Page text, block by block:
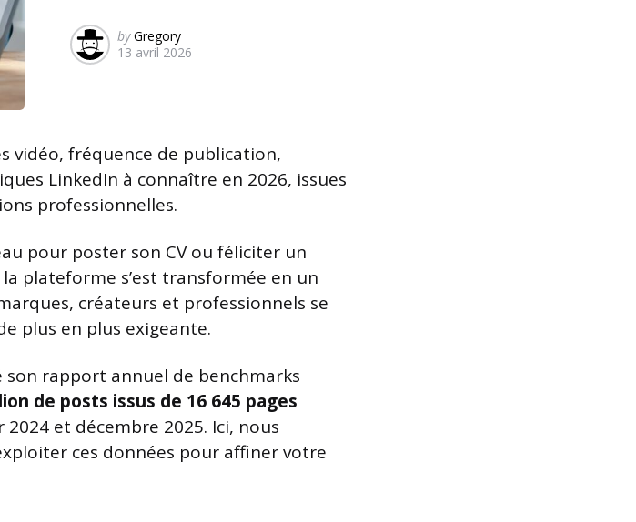
Posted
by
by Gregory
13 avril 2026
vidéo, fréquence de publication,
LinkedIn à connaître en 2026, issues
professionnelles.
pour poster son CV ou féliciter un
plateforme s’est transformée en un
créateurs et professionnels se
plus en plus exigeante.
son rapport annuel de benchmarks
de posts issus de 16 645 pages
et décembre 2025. Ici, nous
ces données pour affiner votre